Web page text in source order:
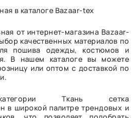
в каталоге Bazaar-tex
от интернет-магазина Bazaar-
качественных материалов по
пошива одежды, костюмов и
В нашем каталоге вы можете
или оптом с доставкой по
Ткань сетка
в широкой палитре трендовых и